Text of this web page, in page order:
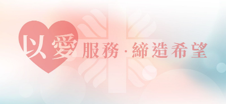
綜
合
家
庭